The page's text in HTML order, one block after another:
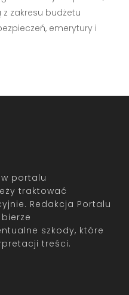
zakresu budżetu
emerytury i
portalu
traktować
Redakcja Portalu
szkody, które
treści.